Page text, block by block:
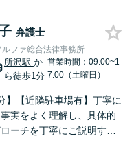
弁護士
ファ総合法律事務所
所沢駅 か
ら徒歩1分
営業時間：09:00~1
7:00（土曜日）
】【近隣駐車場有】丁寧に
実をよく理解し、具体的
ーチを丁寧にご説明する